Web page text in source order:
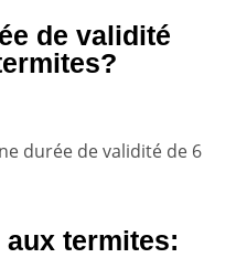
de validité
durée de validité de 6
termites: